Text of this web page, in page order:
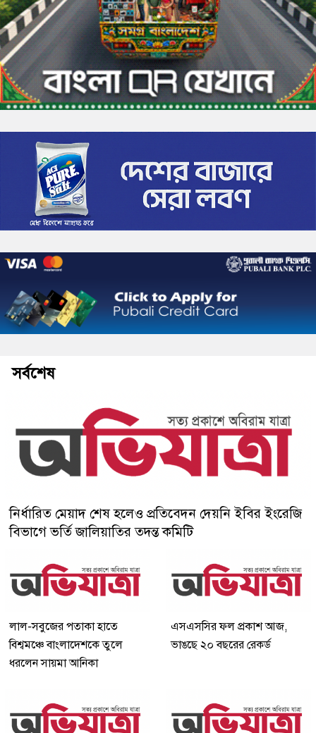
সর্বশেষ
নির্ধারিত মেয়াদ শেষ হলেও প্রতিবেদন দেয়নি ইবির ইংরেজি
বিভাগে ভর্তি জালিয়াতির তদন্ত কমিটি
লাল-সবুজের পতাকা হাতে
বিশ্বমঞ্চে বাংলাদেশকে তুলে
ধরলেন সায়মা আনিকা
এসএসসির ফল প্রকাশ আজ,
ভাঙছে ২০ বছরের রেকর্ড